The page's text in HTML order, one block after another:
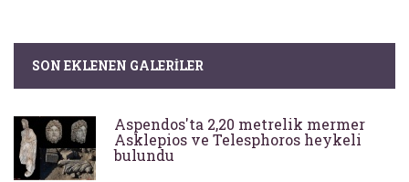
SON EKLENEN GALERILER
Aspendos'ta 2,20 metrelik mermer
Asklepios ve Telesphoros heykeli
bulundu